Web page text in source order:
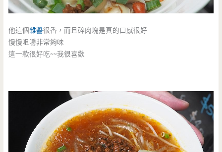
他這個雜醬很香，而且碎肉塊是真的口感很好
慢慢咀嚼非常夠味
這一款很好吃~~我很喜歡